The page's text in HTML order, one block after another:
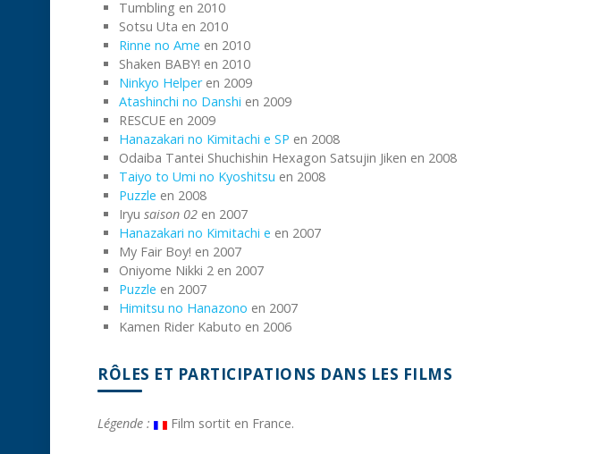
Tumbling en 2010
Sotsu Uta en 2010
Rinne no Ame en 2010
Shaken BABY! en 2010
Ninkyo Helperen 2009
Atashinchi no Danshi en 2009
RESCUE en 2009
Hanazakari no Kimitachi e SP en 2008
Odaiba Tantei Shuchishin Hexagon Satsujin Jiken en 2008
Taiyo to Umi no Kyoshitsu en 2008
Puzzle en 2008
Iryu saison 02 en 2007
Hanazakari no Kimitachi e en 2007
My Fair Boy! en 2007
Oniyome Nikki 2 en 2007
Puzzle en 2007
Himitsu no Hanazono en 2007
Kamen Rider Kabuto en 2006
RÔLES ET PARTICIPATIONS DANS LES FILMS
Légende : Film sortit en France.